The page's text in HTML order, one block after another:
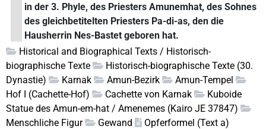
in der 3. Phyle, des Priesters Amunemhat, des Sohnes
des gleichbetitelten Priesters Pa-di-as, den die
Hausherrin Nes-Bastet geboren hat.
Historical and Biographical Texts / Historisch-
biographische Texte
Historisch-biographische Texte (30.
Dynastie)
Karnak Amun-Bezirk
Amun-Tempel
Hof I (Cachette-Hof)
Cachette von Karnak
Kuboide
Statue des Amun-em-hat / Amenemes (Kairo JE 37847)
Menschliche Figur
Gewand
Opferformel (Text a)